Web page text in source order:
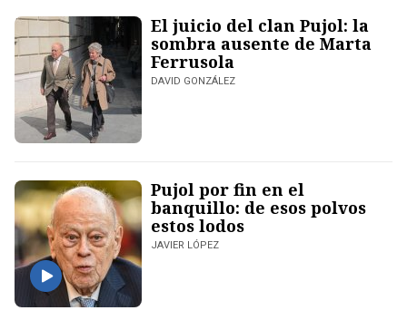
El juicio del clan Pujol: la
sombra ausente de Marta
Ferrusola
DAVID GONZÁLEZ
Pujol por fin en el
banquillo: de esos polvos
estos lodos
JAVIER LÓPEZ